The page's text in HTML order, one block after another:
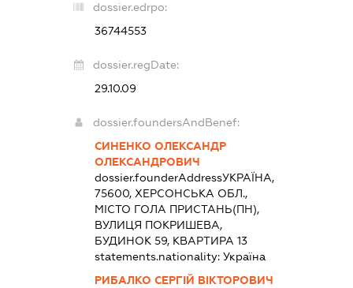
dossier.edrpo:
36744553
dossier.regDate:
29.10.09
dossier.foundersAndBenef:
СИНЕНКО ОЛЕКСАНДР
ОЛЕКСАНДРОВИЧ
dossier.founderAddressУКРАЇНА,
75600, ХЕРСОНСЬКА ОБЛ.,
МІСТО ГОЛА ПРИСТАНЬ(ПН),
ВУЛИЦЯ ПОКРИШЕВА,
БУДИНОК 59, КВАРТИРА 13
statements.nationality: Україна
РИБАЛКО СЕРГІЙ ВІКТОРОВИЧ